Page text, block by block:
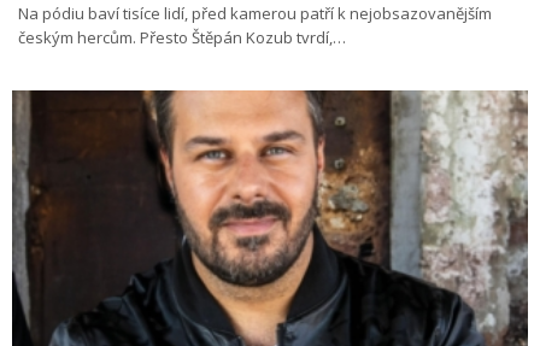
Na pódiu baví tisíce lidí, před kamerou patří k nejobsazovanějším
českým hercům. Přesto Štěpán Kozub tvrdí,…